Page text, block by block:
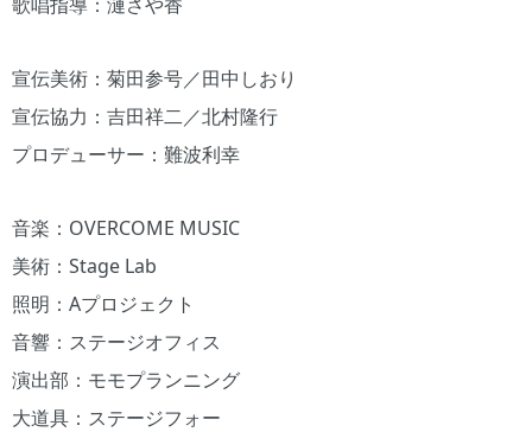
宣伝美術：菊田参号／田中しおり
宣伝協力：吉田祥二／北村隆行
プロデューサー：難波利幸
音楽：OVERCOME MUSIC
美術：Stage Lab
照明：Aプロジェクト
音響：ステージオフィス
演出部：モモプランニング
大道具：ステージフォー